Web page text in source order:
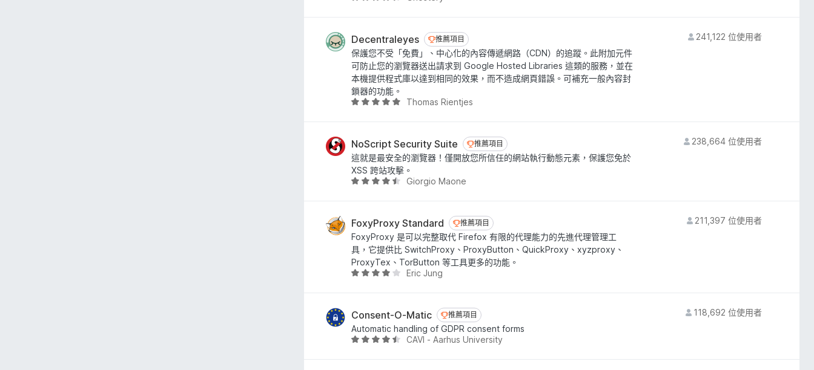
5
分
.
4
分
，
滿
分
Decentraleyes 推薦項目
推薦項目
保護您不受「免費」、中心化的內容傳遞網路（CDN）的追蹤。此附加元件
可防止您的瀏覽器送出請求到 Google Hosted Libraries 這類的服務，並在
本機提供程式庫以達到相同的效果，而不造成網頁錯誤。可補充一般內容封
鎖器的功能。
評
.
8
分
，
5
分
Thomas Rientjes
241,122 位使用者
NoScript Security Suite 推薦項目
推薦項目
這就是最安全的瀏覽器！僅開放您所信任的網站執行動態元素，保護您免於
XSS 跨站攻擊。
評
.
4
分
，
滿
分
Giorgio Maone
238,664 位使用者
FoxyProxy Standard 推薦項目
推薦項目
FoxyProxy 是可以完整取代 Firefox 有限的代理能力的先進代理管理工
具，它提供比 SwitchProxy、ProxyButton、QuickProxy、xyzproxy、
ProxyTex、TorButton 等工具更多的功能。
評
分
，
滿
Eric Jung
211,397 位使用者
Consent-O-Matic 推薦項目
推薦項目
Automatic handling of GDPR consent forms
評
CAVI - Aarhus University
118,692 位使用者